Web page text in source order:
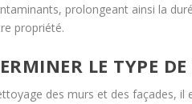
prolongeant ainsi la
propriété.
LE TYPE
des murs et des façades,